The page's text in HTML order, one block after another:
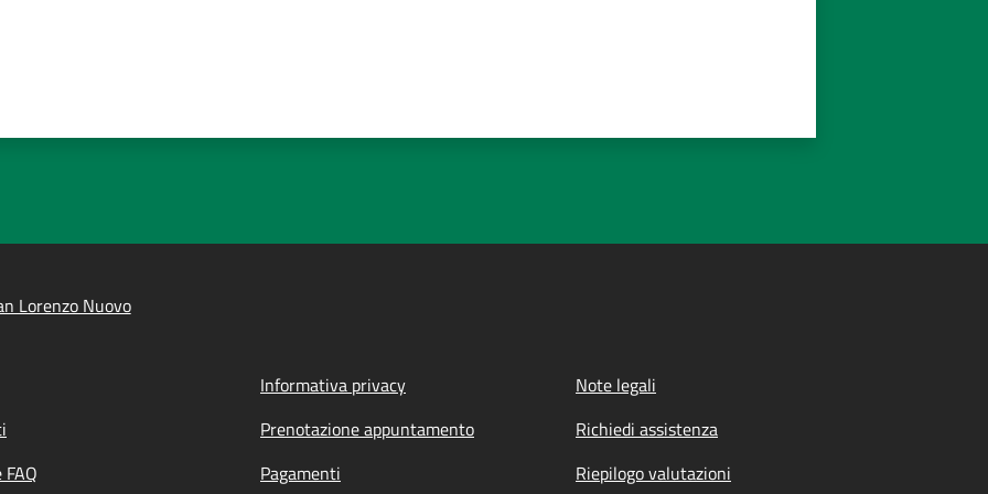
Lorenzo Nuovo
Informativa privacy
Note legali
Prenotazione appuntamento
Richiedi assistenza
Pagamenti Riepilogo valutazioni